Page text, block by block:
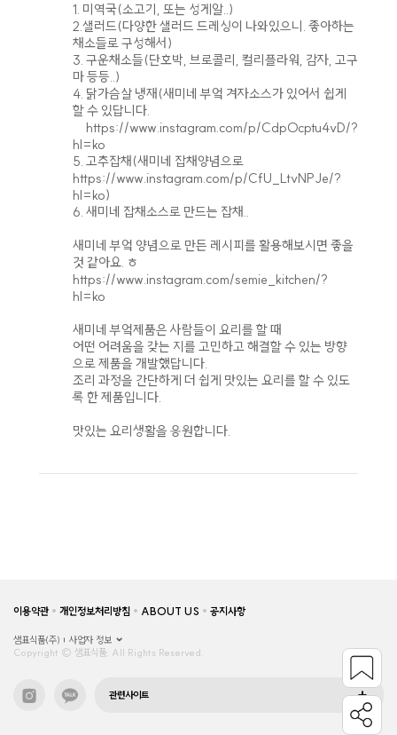
1. 미역국(소고기, 또는 성게알..)
2.샐러드(다양한 샐러드 드레싱이 나와있으니. 좋아하는
채소들로 구성해서)
3. 구운채소들(단호박, 브로콜리, 컬리플라워, 감자, 고구
마 등등..)
4. 닭가슴살 냉재(새미네 부엌 겨자소스가 있어서 쉽게
할 수 있답니다.
https://www.instagram.com/p/CdpOcptu4vD/?
hl=ko
5. 고추잡채(새미네 잡채양념으로
https://www.instagram.com/p/CfU_LtvNPJe/?
hl=ko)
6. 새미네 잡채소스로 만드는 잡채..
새미네 부엌 양념으로 만든 레시피를 활용해보시면 좋을
것 같아요. ㅎ
https://www.instagram.com/semie_kitchen/?
hl=ko
새미네 부엌제품은 사람들이 요리를 할 때
어떤 어려움을 갖는 지를 고민하고 해결할 수 있는 방향
으로 제품을 개발했답니다.
조리 과정을 간단하게 더 쉽게 맛있는 요리를 할 수 있도
록 한 제품입니다.
맛있는 요리생활을 응원합니다.
이용약관 개인정보처리방침 ABOUT US 공지사항
샘표식품(주)
사업자 정보
Copyright © 샘표식품, All Rights Reserved.
관련사이트